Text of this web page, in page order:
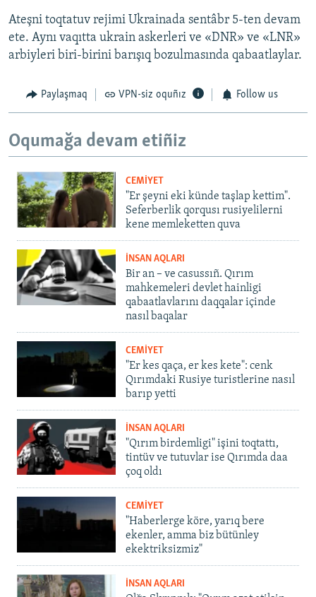
Ateşni toqtatuv rejimi Ukrainada sentâbr 5-ten devam
ete. Aynı vaqıtta ukrain askerleri ve «DNR» ve «LNR»
arbiyleri biri-birini barışıq bozulmasında qabaatlaylar.
Paylaşmaq VPN-siz oquñız Follow us
Oqumağa devam etiñiz
CEMİYET
"Er şeyni eki künde taşlap kettim".
Seferberlik qorqusı rusiyelilerni
kene memleketten quva
İNSAN AQLARI
Bir an – ve casussıñ. Qırım
mahkemeleri devlet hainligi
qabaatlavlarını daqqalar içinde
nasıl baqalar
CEMİYET
"Er kes qaça, er kes kete": cenk
Qırımdaki Rusiye turistlerine nasıl
barıp yetti
İNSAN AQLARI
"Qırım birdemligi" işini toqtattı,
tintüv ve tutuvlar ise Qırımda daa
çoq oldı
CEMİYET
"Haberlerge köre, yarıq bere
ekenler, amma biz bütünley
ekektriksizmiz"
İNSAN AQLARI